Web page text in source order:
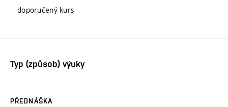
doporučený kurs
Typ (způsob) výuky
PŘEDNÁŠKA